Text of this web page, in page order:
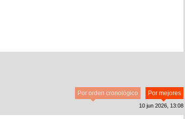
Por mejores
Por orden cronológico
10 jun 2026, 13:08